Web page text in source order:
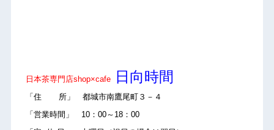
日本茶専門店shop×cafe日向時間
「住 所」 都城市南鷹尾町３－４
「営業時間」 10：00～18：00